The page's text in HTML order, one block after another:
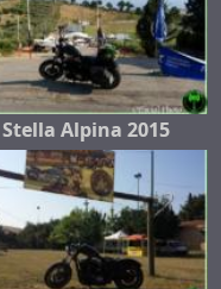
Stella Alpina 2015